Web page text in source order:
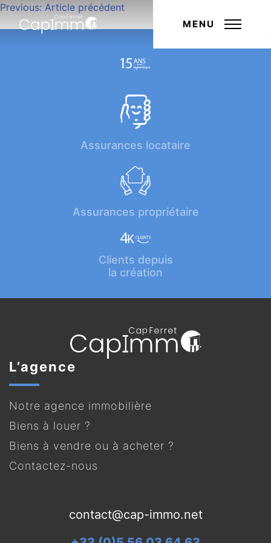
MENU
Navigation
de
Previous: Article précédent
Assurances locataire
Assurances propriétaire
Clients depuis
la création
L’agence
Notre agence immobilière
Biens à louer ?
Biens à vendre ou à acheter ?
Contactez-nous
contact@cap-immo.net